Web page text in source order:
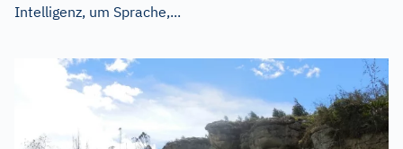
Intelligenz, um Sprache,...